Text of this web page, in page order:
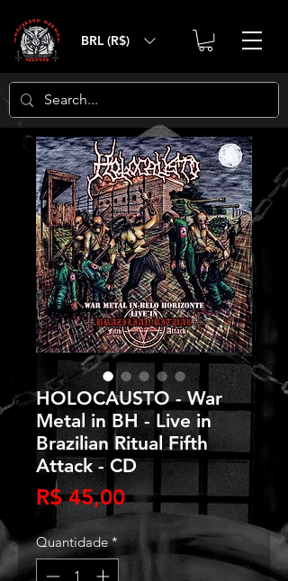
BRL (R$)
HOLOCAUSTO - War
Metal in BH - Live in
Brazilian Ritual Fifth
Attack - CD
R$ 45,00Preço
Quantidade *